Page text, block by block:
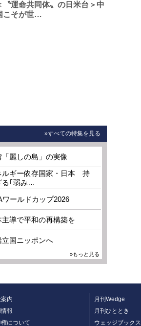
〝運命共同体〟の日米台＞中
こそが世…
»すべての特集を見る
「麗しの島」の実像
ルギー依存国家・日本 持
る｢弱み…
ワールドカップ2026
主導で平和の再構築を
立国ニッポンへ
»もっと見る
内
報
について
月刊Wedge
月刊ひととき
ウェッジブックス